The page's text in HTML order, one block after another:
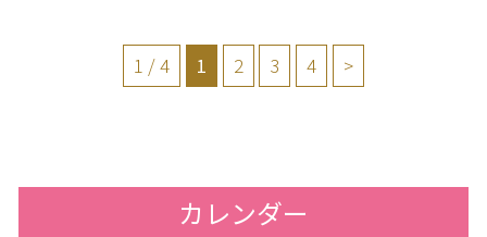
1 / 4 1 2 3 4 >
カレンダー